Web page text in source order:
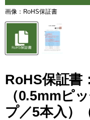
画像：RoHS保証書
RoHS保証書
（0.5mmピ
プ／5本入）